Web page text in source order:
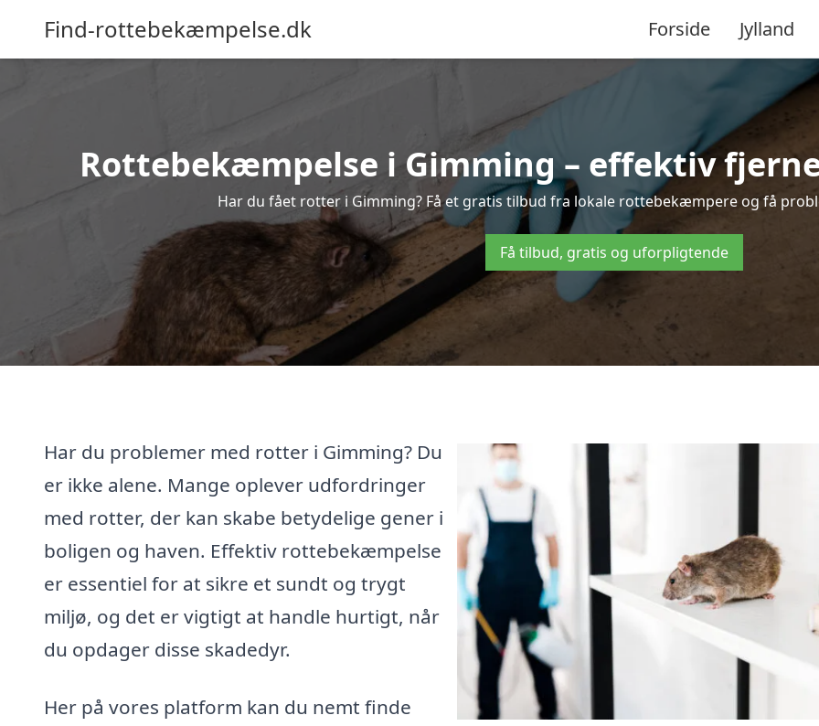
Find-rottebekæmpelse.dk Forside Jylland
Rottebekæmpelse i Gimming – effektiv
Har du fået rotter i Gimming? Få et gratis tilbud fra lokale rottebekæmpere og få
Få tilbud, gratis og uforpligtende
Har du problemer med rotter i Gimming? Du
er ikke alene. Mange oplever udfordringer
med rotter, der kan skabe betydelige gener i
boligen og haven. Effektiv rottebekæmpelse
er essentiel for at sikre et sundt og trygt
miljø, og det er vigtigt at handle hurtigt, når
du opdager disse skadedyr.
Her på vores platform kan du nemt finde